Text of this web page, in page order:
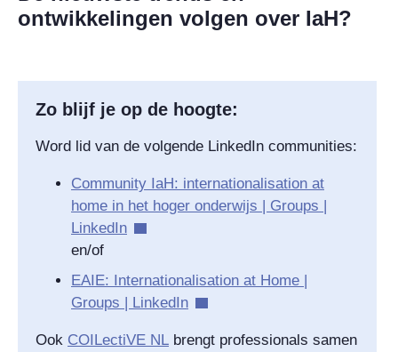
ontwikkelingen volgen over IaH?
Zo blijf je op de hoogte:
Word lid van de volgende LinkedIn communities:
Community IaH: internationalisation at
home in het hoger onderwijs | Groups |
LinkedIn
en/of
EAIE: Internationalisation at Home |
Groups | LinkedIn
Ook COILectiVE NL brengt professionals samen